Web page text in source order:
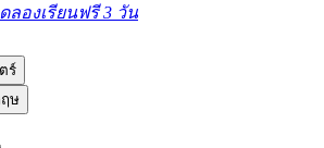
ลองเรียนฟรี 3 วัน
ร์
ษ